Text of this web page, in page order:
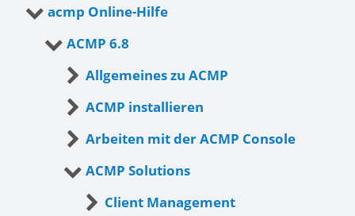
acmp Online-Hilfe
ACMP 6.8
Allgemeines zu ACMP
ACMP installieren
Arbeiten mit der ACMP Console
ACMP Solutions
Client Management